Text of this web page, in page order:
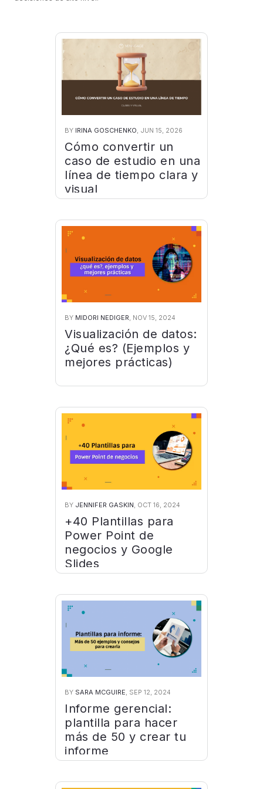
BY IRINA GOSCHENKO, JUN 15, 2026
Cómo convertir un
caso de estudio en una
línea de tiempo clara y
visual
BY MIDORI NEDIGER, NOV 15, 2024
Visualización de datos:
¿Qué es? (Ejemplos y
mejores prácticas)
BY JENNIFER GASKIN, OCT 16, 2024
+40 Plantillas para
Power Point de
negocios y Google
Slides
BY SARA MCGUIRE, SEP 12, 2024
Informe gerencial:
plantilla para hacer
más de 50 y crear tu
informe